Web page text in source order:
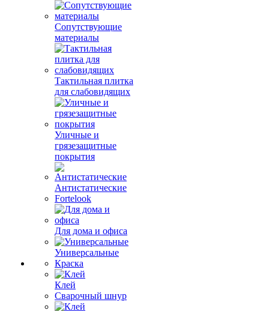
Сопутствующие
материалы
Тактильная плитка
для слабовидящих
Уличные и
грязезащитные
покрытия
Антистатические
Fortelook
Для дома и офиса
Универсальные
Краска
Клей
Сварочный шнур